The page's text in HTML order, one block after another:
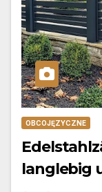
OBCOJĘZYCZNE
langlebig